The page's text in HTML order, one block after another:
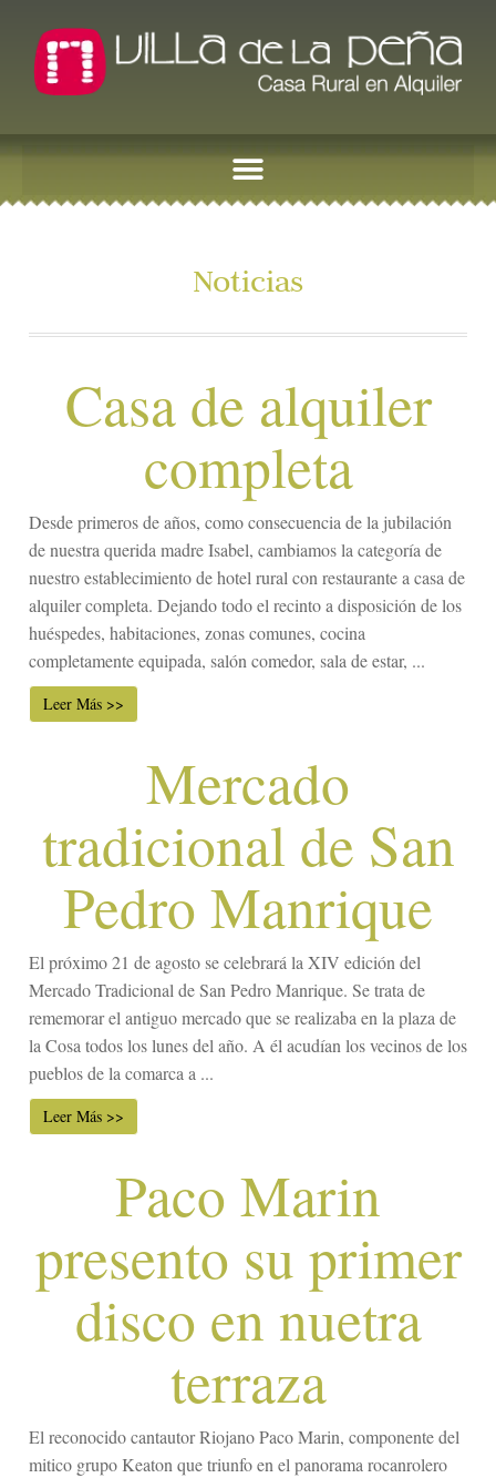
Noticias
Casa de alquiler
completa
Desde primeros de años, como consecuencia de la jubilación
de nuestra querida madre Isabel, cambiamos la categoría de
nuestro establecimiento de hotel rural con restaurante a casa de
alquiler completa. Dejando todo el recinto a disposición de los
huéspedes, habitaciones, zonas comunes, cocina
completamente equipada, salón comedor, sala de estar, ...
Leer Más >>
Mercado
tradicional de San
Pedro Manrique
El próximo 21 de agosto se celebrará la XIV edición del
Mercado Tradicional de San Pedro Manrique. Se trata de
rememorar el antiguo mercado que se realizaba en la plaza de
la Cosa todos los lunes del año. A él acudían los vecinos de los
pueblos de la comarca a ...
Leer Más >>
Paco Marin
presento su primer
disco en nuetra
terraza
El reconocido cantautor Riojano Paco Marin, componente del
mitico grupo Keaton que triunfo en el panorama rocanrolero